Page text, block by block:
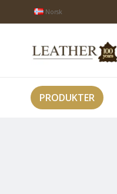
Norsk
PRODUKTER